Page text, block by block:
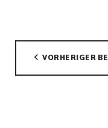
VORHERIGER